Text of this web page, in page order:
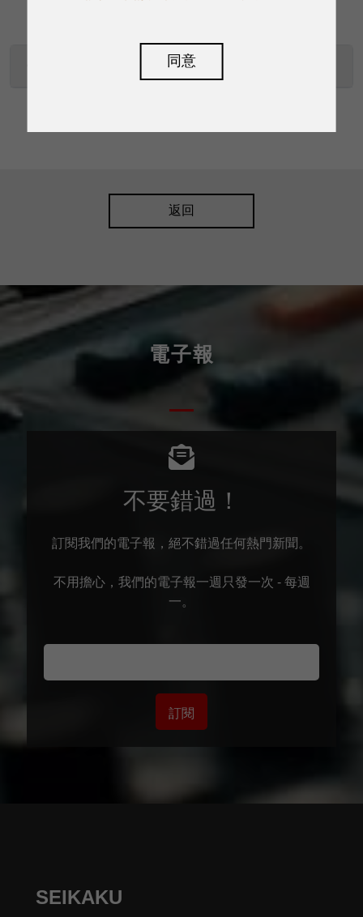
返回
電子報
不要錯過！
訂閱我們的電子報，絕不錯過任何熱門新聞。
不用擔心，我們的電子報一週只發一次 - 每週
一。
訂閱
SEIKAKU
同意